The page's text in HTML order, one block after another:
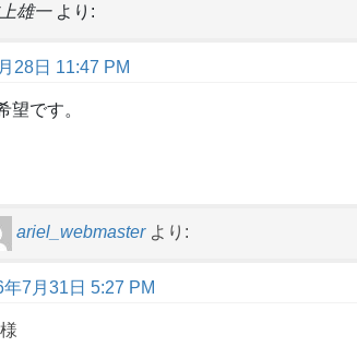
雄一 より:
28日 11:47 PM
望です。
ariel_webmaster より:
年7月31日 5:27 PM